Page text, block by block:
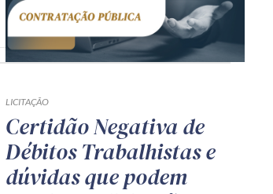
LICITAÇÃO
Certidão Negativa de
Débitos Trabalhistas e
dúvidas que podem